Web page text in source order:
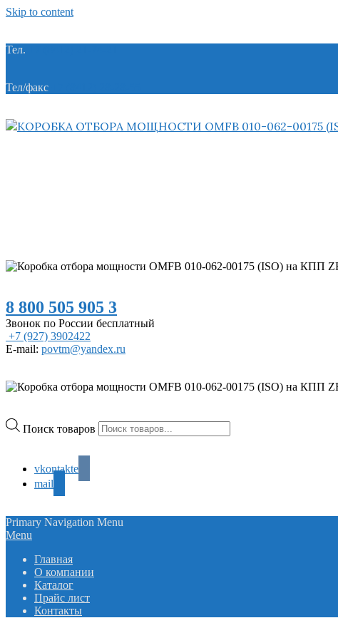
Skip to content
Тел.
Тел/факс
8 800 505 905 3
Звонок по России бесплатный
+7 (927) 3902422
E-mail: povtm@yandex.ru
Поиск товаров
vkontakte
mail
Primary Navigation Menu
Menu
Главная
О компании
Каталог
Прайс лист
Контакты